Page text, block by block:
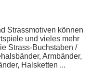
Strassmotiven können
und vieles mehr
Strass-Buchstaben /
Armbänder,
Halsketten ...